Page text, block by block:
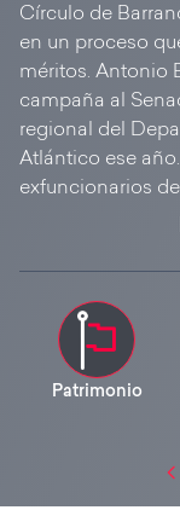
Círculo de
en un proceso
méritos. Antonio
campaña al
regional del
Atlántico ese
exfuncionarios
Patrimonio